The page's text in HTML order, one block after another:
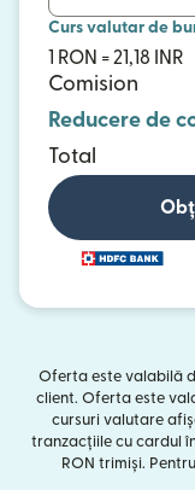
Curs valutar de
1 RON = 21,18 INR
Comision
Reducere de
Total
Oferta este valabilă
client. Oferta este
cursuri valutare
tranzacțiile cu cardul
RON trimiși.